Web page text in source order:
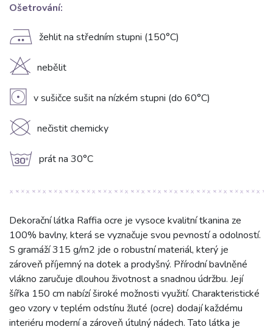
Ošetrování:
E žehlit na středním stupni (150°C)
H nebělit
V v sušičce sušit na nízkém stupni (do 60°C)
K nečistit chemicky
g prát na 30°C
Dekorační látka Raffia ocre je vysoce kvalitní tkanina ze
100% bavlny, která se vyznačuje svou pevností a odolností.
S gramáží 315 g/m2 jde o robustní materiál, který je
zároveň příjemný na dotek a prodyšný. Přírodní bavlněné
vlákno zaručuje dlouhou životnost a snadnou údržbu. Její
šířka 150 cm nabízí široké možnosti využití. Charakteristické
geo vzory v teplém odstínu žluté (ocre) dodají každému
interiéru moderní a zároveň útulný nádech. Tato látka je